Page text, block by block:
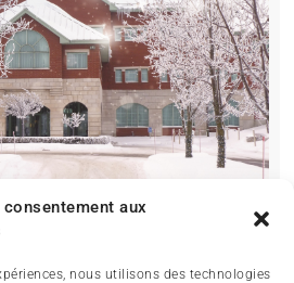
consentement aux
nous utilisons des technologies